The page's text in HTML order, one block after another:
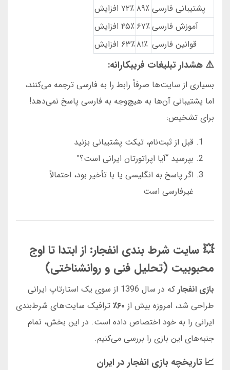
پشتیبانی فارسی ۸۹٪ ۷۲٪ افزایش
آموزش فارسی۶۷٪ ۴۵٪ افزایش
قوانین فارسی ۸۱٪۶۳٪ افزایش
⚠️ هشدار تبلیغات فریبکارانه:
بسیاری از سایت‌ها صرفاً رابط را به فارسی ترجمه می‌کنند،
اما پشتیبانی آن‌ها به هیچ‌وجه به فارسی پاسخ نمی‌دهد!
برای تشخیص:
قبل از ثبت‌نام، تیکت پشتیبانی بزنید
بپرسید “آیا اپراتورتان ایرانی است؟”
اگر پاسخ به انگلیسی یا با تأخیر بود، احتمالاً
غیرفارسی است
💥 سایت شرط بندی انفجار: از ابتدا تا اوج
محبوبیت (تحلیل فنی و روانشناختی)
بازی انفجار
که در سال 1396 از سوی یک استارتاپ ایرانی
طراحی شد، امروزه بیش از ۶۰٪ ترافیک سایت‌های شرط‌بندی
ایرانی را به خود اختصاص داده است. در این بخش، تمام
جنبه‌های این بازی را بررسی می‌کنیم.
📈 تاریخچه بازی انفجار در ایران